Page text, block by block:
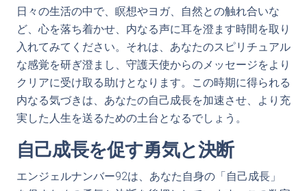
日々の生活の中で、瞑想やヨガ、自然との触れ合いな
ど、心を落ち着かせ、内なる声に耳を澄ます時間を取り
入れてみてください。それは、あなたのスピリチュアル
な感覚を研ぎ澄まし、守護天使からのメッセージをより
クリアに受け取る助けとなります。この時期に得られる
内なる気づきは、あなたの自己成長を加速させ、より充
実した人生を送るための土台となるでしょう。
自己成長を促す勇気と決断
エンジェルナンバー92は、あなた自身の「自己成長」